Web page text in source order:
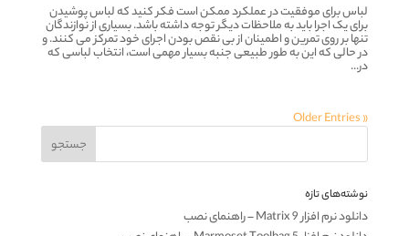
لباس برای موفقیت در عملکرد ممکن است فکر کنید که لباس پوشیدن
برای یک اجرا باید به ملاحظات دیگر توجه داشته باشد. بسیاری از نوازندگان
تنها بر روی تمرین و اطمینان از بی نقص بودن اجرای خود تمرکز می کنند. و
در حالی که این به طور طبیعی جنبه بسیار مهمی است، انتخاب لباسی که
در...
« Older Entries
نوشته‌های تازه
دانلود نرم افزار Matrix 9 – راهنمای نصب